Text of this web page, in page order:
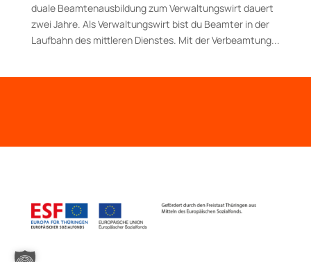
duale Beamtenausbildung zum Verwaltungswirt dauert
zwei Jahre. Als Verwaltungswirt bist du Beamter in der
Laufbahn des mittleren Dienstes. Mit der Verbeamtung...